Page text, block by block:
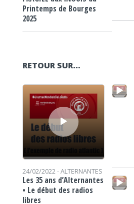
Printemps de Bourges
2025
RETOUR SUR…
Lecteur audio
24/02/2022 -ALTERNANTES
Les 35 ans d’Alternantes
• Le début des radios
libres
Lecteur audio
Lecteur audio